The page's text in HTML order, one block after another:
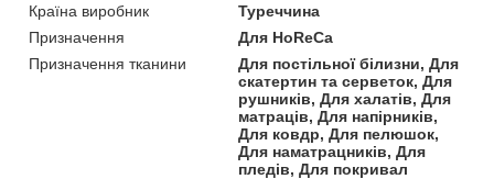
Країна виробник
Туреччина
Призначення
Для HoReCa
Призначення тканини
Для постільної білизни, Для
скатертин та серветок, Для
рушників, Для халатів, Для
матраців, Для напірників,
Для ковдр, Для пелюшок,
Для наматрацників, Для
пледів, Для покривал